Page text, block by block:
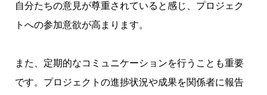
自分たちの意見が尊重されていると感じ、プロジェク
トへの参加意欲が高まります。
また、定期的なコミュニケーションを行うことも重要
です。プロジェクトの進捗状況や成果を関係者に報告